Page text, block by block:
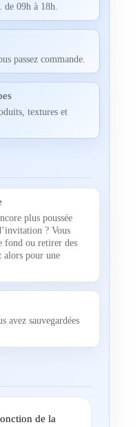
09h à 18h.
passez commande.
textures et
plus poussée
? Vous
fond ou retirer des
alors pour une
avez sauvegardées
de la